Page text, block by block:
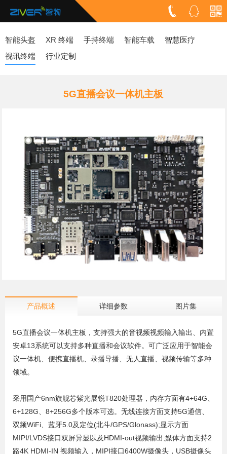
智能头盔 XR 终端 手持终端 智能车载
智慧医疗
视讯终端
行业定制
5G直播会议一体机主板
产品概述 详细参数 图片集
5G直播会议一体机主板，支持强大的音视频视频输入输出、内置
安卓13系统可以支持多种直播和会议软件。可广泛应用于智能会
议一体机、便携直播机、录播导播、无人直播、视频传输等多种
领域。
采用国产6nm旗舰芯紫光展锐T820处理器，内存方面有4+64G、
6+128G、8+256G多个版本可选。无线连接方面支持5G通信、
双频WiFi、蓝牙5.0及定位(北斗/GPS/Glonass);显示方面
MIPI/LVDS接口双屏异显以及HDMI-out视频输出;媒体方面支持2
路4K HDMI-IN 视频输入，MIPI接口6400W摄像头，USB摄像头